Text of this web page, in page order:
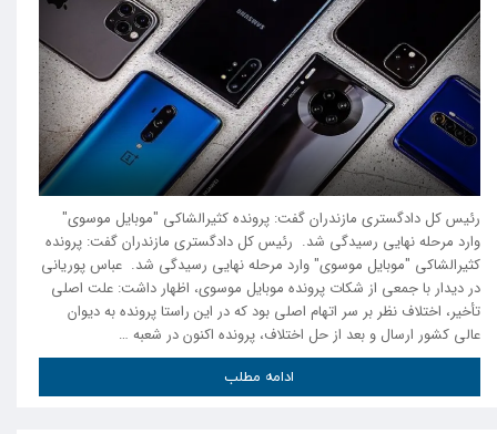
رئیس کل دادگستری مازندران گفت: پرونده کثیرالشاکی "موبایل موسوی"
وارد مرحله نهایی رسیدگی شد. رئیس کل دادگستری مازندران گفت: پرونده
کثیرالشاکی "موبایل موسوی" وارد مرحله نهایی رسیدگی شد. عباس پوریانی
در دیدار با جمعی از شکات پرونده موبایل موسوی، اظهار داشت: علت اصلی
تأخیر، اختلاف نظر بر سر اتهام اصلی بود که در این راستا پرونده به دیوان
عالی کشور ارسال و بعد از حل اختلاف، پرونده اکنون در شعبه …
ادامه مطلب